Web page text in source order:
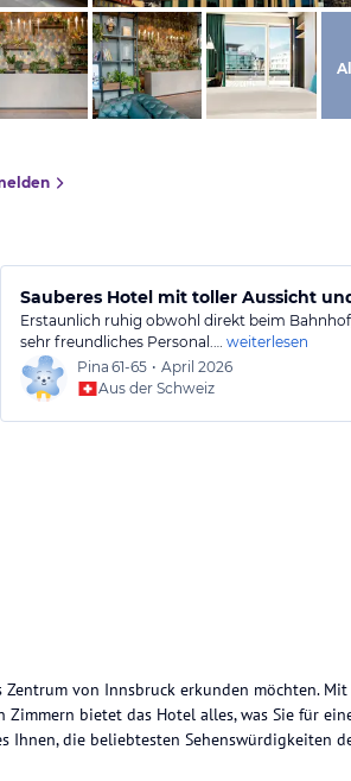
von Expedia
Sauberes Hotel mit toller Aussicht
Erstaunlich ruhig obwohl direkt beim
sehr freundliches Personal.… weiterlesen
Pina 61-65 • April 2026
Aus der Schweiz
Zentrum von Innsbruck erkunden möchten. Mit
bietet das Hotel alles, was Sie für
Ihnen, die beliebtesten Sehenswürdigkeiten